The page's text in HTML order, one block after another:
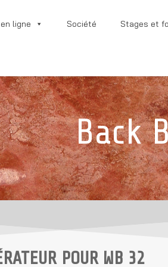
ligne Société Stages et
Back
POUR WB 32